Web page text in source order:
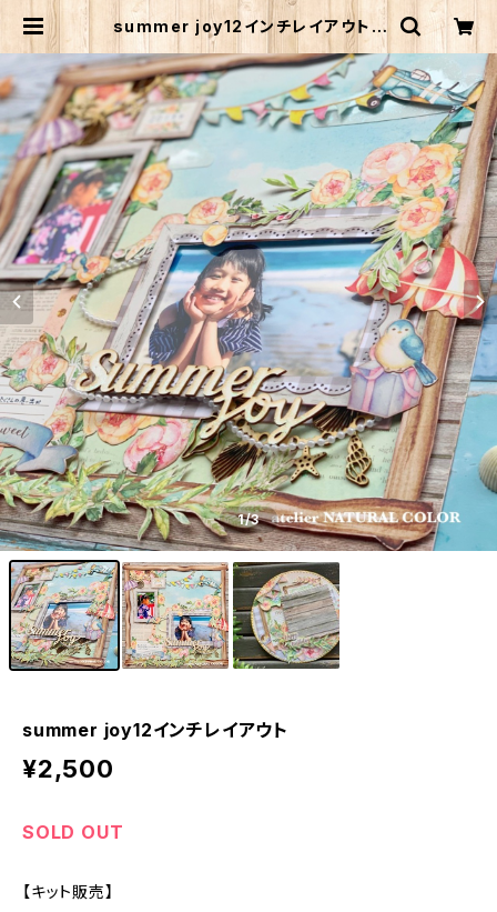
summer joy12インチレイアウト |
✴︎ atelier NATURAL COLOR✴︎
1/3
summer joy12インチレイアウト
¥2,500
SOLD OUT
【キット販売】